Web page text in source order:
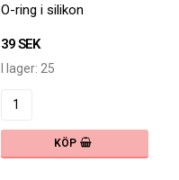
O-ring i silikon
39 SEK
I lager: 25
KÖP